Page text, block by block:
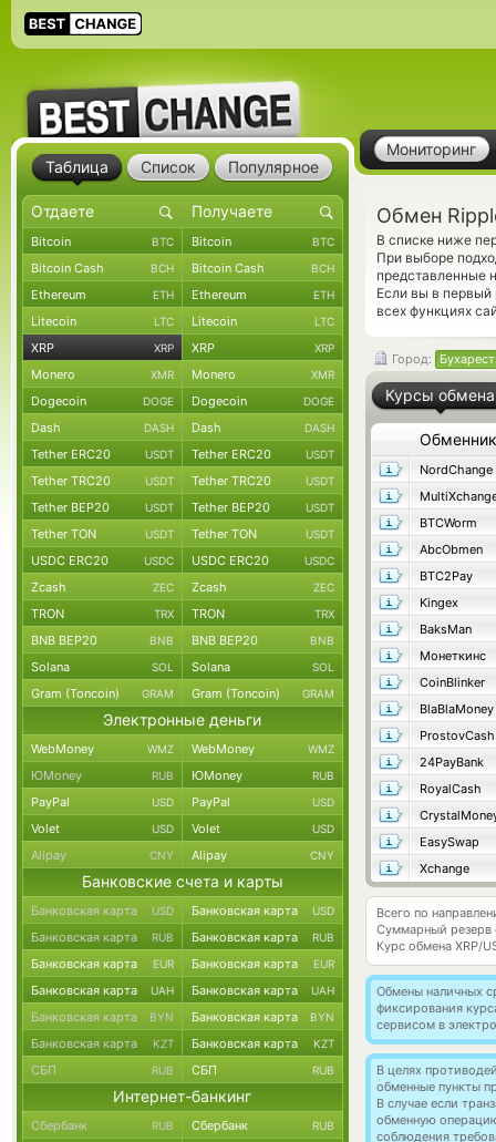
Мониторинг
Обмен
В списке ниже
При выборе
представленные
Если вы в первый
всех функциях
Город: Бухарест
Курсы обмена
Обменник
NordChange
BTCWorm
AbcObmen
BTC2Pay
Kingex
BaksMan
Монеткинс
CoinBlinker
BlaBlaMoney
ProstovCash
24PayBank
RoyalCash
EasySwap
Xchange
Всего по
Суммарный резерв
Курс обмена XRP/
Обмены наличных
фиксирования
сервисом в
В целях
обменные пункты
В случае если
обменную
соблюдения
Таблица Список Популярное
Bitcoin BTC Bitcoin BTC
Bitcoin Cash BCH Bitcoin Cash BCH
Ethereum ETH Ethereum ETH
Litecoin LTC Litecoin LTC
XRP XRP XRP XRP
Monero XMR Monero XMR
Dogecoin DOGE Dogecoin DOGE
Dash DASH Dash DASH
Tether ERC20 USDT Tether ERC20 USDT
Tether TRC20 USDT Tether TRC20 USDT
Tether BEP20 USDT Tether BEP20 USDT
Tether TON USDT Tether TON USDT
USDC ERC20 USDC USDC ERC20 USDC
Zcash ZEC Zcash ZEC
TRON TRX TRON TRX
BNB BEP20 BNB BNB BEP20 BNB
Solana SOL Solana SOL
Gram (Toncoin) GRAM Gram (Toncoin) GRAM
Электронные деньги
WebMoney WMZ WebMoney WMZ
ЮMoney RUB ЮMoney RUB
PayPal USD PayPal USD
Volet USD Volet USD
Alipay CNY Alipay CNY
Банковские счета и карты
Банковская карта USD Банковская карта USD
Банковская карта RUB Банковская карта RUB
Банковская карта EUR Банковская карта EUR
Банковская карта UAH Банковская карта UAH
Банковская карта BYN Банковская карта BYN
Банковская карта KZT Банковская карта KZT
СБП RUB СБП RUB
Интернет-банкинг
Сбербанк RUB Сбербанк RUB